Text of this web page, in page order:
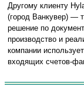
Другому клиенту
(город Ванкувер) —
решение по
производство и
компании
входящих счетов-